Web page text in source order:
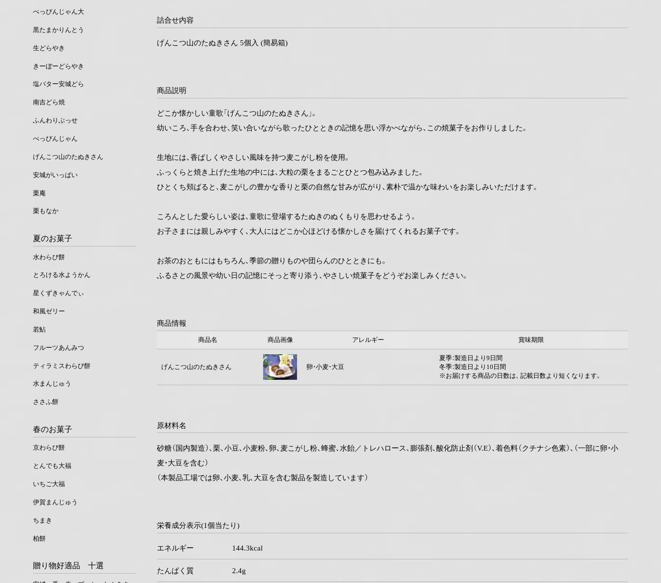
詰合せ内容
げんこつ山のたぬきさん 5個入 (簡易箱)
商品説明
どこか懐かしい童歌「げんこつ山のたぬきさん」。
幼いころ、手を合わせ、笑い合いながら歌ったひとときの記憶を思い浮かべながら、この焼菓子をお作りしました。
生地には、香ばしくやさしい風味を持つ麦こがし粉を使用。
ふっくらと焼き上げた生地の中には、大粒の栗をまるごとひとつ包み込みました。
ひとくち頬ばると、麦こがしの豊かな香りと栗の自然な甘みが広がり、素朴で温かな味わいをお楽しみいただけます。
ころんとした愛らしい姿は、童歌に登場するたぬきのぬくもりを思わせるよう。
お子さまには親しみやすく、大人にはどこか心ほどける懐かしさを届けてくれるお菓子です。
お茶のおともにはもちろん、季節の贈りものや団らんのひとときにも。
ふるさとの風景や幼い日の記憶にそっと寄り添う、やさしい焼菓子をどうぞお楽しみください。
商品情報
商品名 商品画像 アレルギー 賞味期限
げんこつ山のたぬきさん 卵・小麦・大豆
夏季：製造日より9日間
冬季：製造日より10日間
※お届けする商品の日数は、 記載日数より短くなります。
原材料名
砂糖（国内製造）、栗、小豆、小麦粉、卵、麦こがし粉、蜂蜜、水飴／トレハロース、膨張剤、酸化防止剤（V.E）、着色料（クチナシ色素）、（一部に卵・小
麦・大豆を含む）
（本製品工場では卵、小麦、乳、大豆を含む製品を製造しています）
栄養成分表示(1個当たり)
エネルギー 144.3kcal
たんぱく質 2.4g
べっぴんじゃん大
黒たまかりんとう
生どらやき
きーぼーどらやき
塩バター安城どら
南吉どら焼
ふんわりぶっせ
べっぴんじゃん
げんこつ山のたぬきさん
安城がいっぱい
栗庵
栗もなか
夏のお菓子
水わらび餅
とろける水ようかん
星くずきゃんでぃ
和風ゼリー
若鮎
フルーツあんみつ
ティラミスわらび餅
水まんじゅう
ささふ餅
春のお菓子
京わらび餅
とんでも大福
いちご大福
伊賀まんじゅう
ちまき
柏餅
贈り物好適品 十選